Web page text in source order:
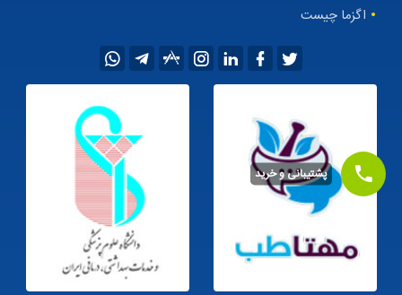
اگزما چیست
پشتیبانی و خرید